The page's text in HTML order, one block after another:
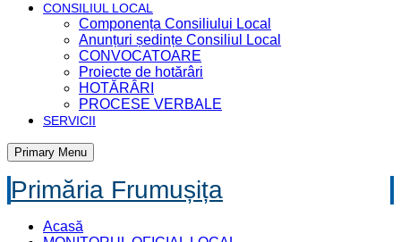
CONSILIUL LOCAL
Componența Consiliului Local
Anunțuri ședințe Consiliul Local
CONVOCATOARE
Proiecte de hotărâri
HOTĂRÂRI
PROCESE VERBALE
SERVICII
Primary Menu
Primăria Frumușița
Acasă